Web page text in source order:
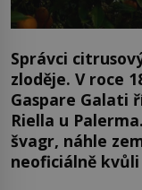
Správci
zloděje. V roce
Gaspare Galati
Riella u
švagr, náhle
neoficiálně